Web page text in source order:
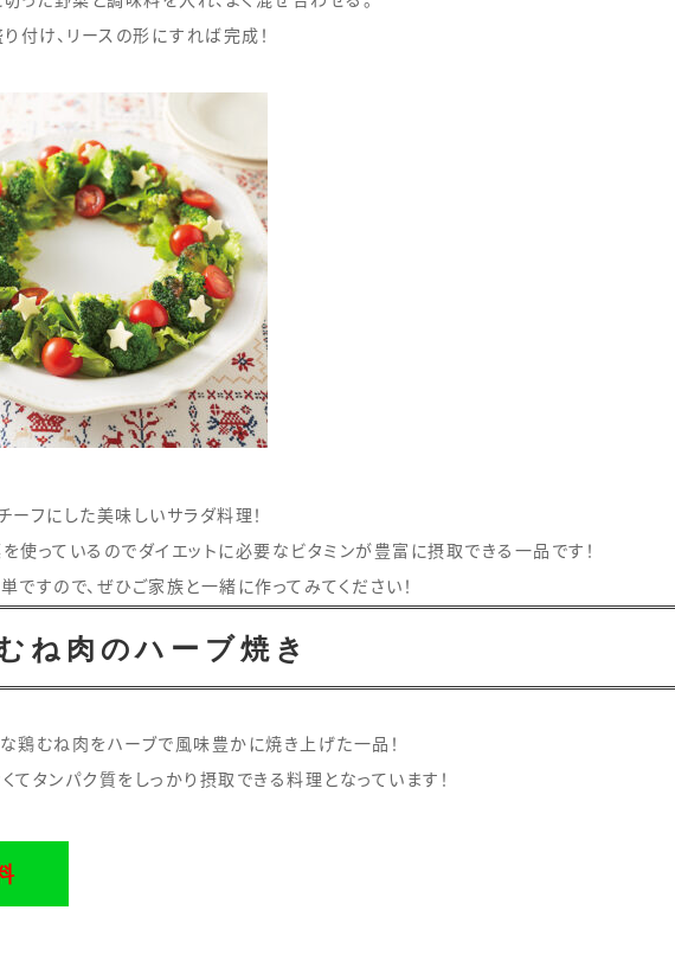
付け、リースの形にすれば完成！
ーフにした美味しいサラダ料理！
使っているのでダイエットに必要なビタミンが豊富に摂取できる一品です！
ですので、ぜひご家族と一緒に作ってみてください！
ね肉のハーブ焼き
鶏むね肉をハーブで風味豊かに焼き上げた一品！
てタンパク質をしっかり摂取できる料理となっています！